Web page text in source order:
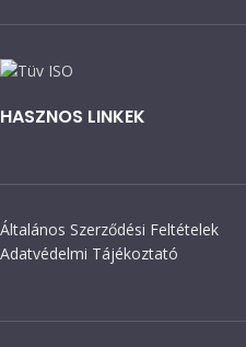
HASZNOS LINKEK
Általános Szerződési Feltételek
Adatvédelmi Tájékoztató